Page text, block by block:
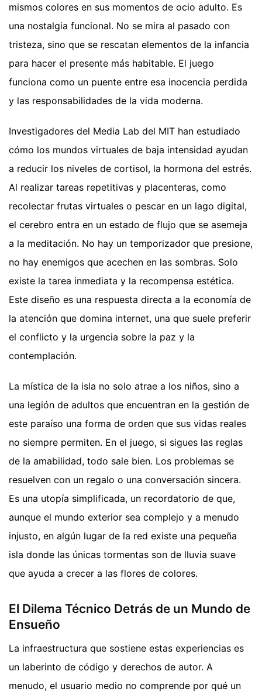
mismos colores en sus momentos de ocio adulto. Es
una nostalgia funcional. No se mira al pasado con
tristeza, sino que se rescatan elementos de la infancia
para hacer el presente más habitable. El juego
funciona como un puente entre esa inocencia perdida
y las responsabilidades de la vida moderna.
Investigadores del Media Lab del MIT han estudiado
cómo los mundos virtuales de baja intensidad ayudan
a reducir los niveles de cortisol, la hormona del estrés.
Al realizar tareas repetitivas y placenteras, como
recolectar frutas virtuales o pescar en un lago digital,
el cerebro entra en un estado de flujo que se asemeja
a la meditación. No hay un temporizador que presione,
no hay enemigos que acechen en las sombras. Solo
existe la tarea inmediata y la recompensa estética.
Este diseño es una respuesta directa a la economía de
la atención que domina internet, una que suele preferir
el conflicto y la urgencia sobre la paz y la
contemplación.
La mística de la isla no solo atrae a los niños, sino a
una legión de adultos que encuentran en la gestión de
este paraíso una forma de orden que sus vidas reales
no siempre permiten. En el juego, si sigues las reglas
de la amabilidad, todo sale bien. Los problemas se
resuelven con un regalo o una conversación sincera.
Es una utopía simplificada, un recordatorio de que,
aunque el mundo exterior sea complejo y a menudo
injusto, en algún lugar de la red existe una pequeña
isla donde las únicas tormentas son de lluvia suave
que ayuda a crecer a las flores de colores.
El Dilema Técnico Detrás de un Mundo de
Ensueño
La infraestructura que sostiene estas experiencias es
un laberinto de código y derechos de autor. A
menudo, el usuario medio no comprende por qué un